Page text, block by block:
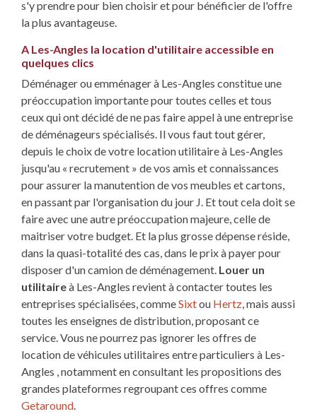
s'y prendre pour bien choisir et pour bénéficier de l'offre
la plus avantageuse.
A Les-Angles la location d'utilitaire accessible en
quelques clics
Déménager ou emménager à Les-Angles constitue une
préoccupation importante pour toutes celles et tous
ceux qui ont décidé de ne pas faire appel à une entreprise
de déménageurs spécialisés. Il vous faut tout gérer,
depuis le choix de votre location utilitaire à Les-Angles
jusqu'au « recrutement » de vos amis et connaissances
pour assurer la manutention de vos meubles et cartons,
en passant par l'organisation du jour J. Et tout cela doit se
faire avec une autre préoccupation majeure, celle de
maitriser votre budget. Et la plus grosse dépense réside,
dans la quasi-totalité des cas, dans le prix à payer pour
disposer d'un camion de déménagement. Louer un
utilitaireà Les-Angles revient à contacter toutes les
entreprises spécialisées, commeSixtou Hertz, mais aussi
toutes les enseignes de distribution, proposant ce
service. Vous ne pourrez pas ignorer les offres de
location de véhicules utilitaires entre particuliers à Les-
Angles , notamment en consultant les propositions des
grandes plateformes regroupant ces offres comme
Getaround.